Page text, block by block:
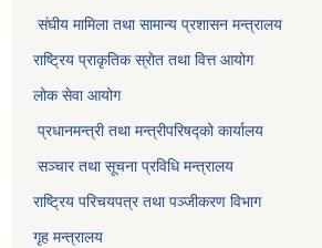
संघीय मामिला तथा सामान्य प्रशासन मन्त्रालय
राष्ट्रिय प्राकृतिक स्राेत तथा वित्त आयोग
लोक सेवा आयोग
प्रधानमन्त्री तथा मन्त्रीपरिषद्को कार्यालय
सञ्‍चार तथा सूचना प्रविधि मन्त्रालय
राष्ट्रिय परिचयपत्र तथा पञ्जीकरण विभाग​
गृह मन्त्रालय